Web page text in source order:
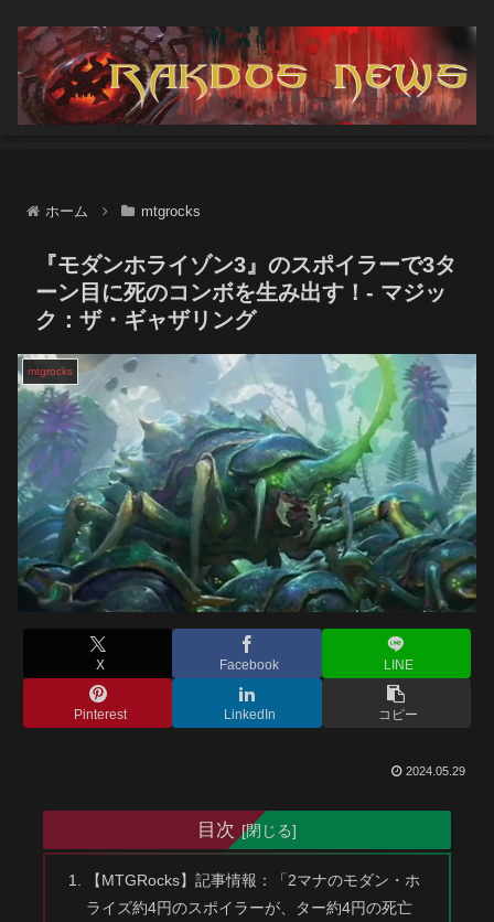
ホーム mtgrocks
『モダンホライゾン3』のスポイラーで3タ
ーン目に死のコンボを生み出す！- マジッ
ク：ザ・ギャザリング
mtgrocks
X Facebook LINE
Pinterest LinkedIn コピー
2024.05.29
目次
【MTGRocks】記事情報：「2マナのモダン・ホ
ライズ約4円のスポイラーが、ター約4円の死亡